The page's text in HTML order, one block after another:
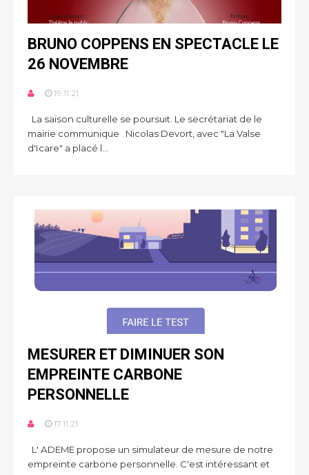
BRUNO COPPENS EN SPECTACLE LE
26 NOVEMBRE
19.11.21
La saison culturelle se poursuit. Le secrétariat de le
mairie communique Nicolas Devort, avec "La Valse
d'Icare" a placé l...
MESURER ET DIMINUER SON
EMPREINTE CARBONE
PERSONNELLE
17.11.21
L' ADEME propose un simulateur de mesure de notre
empreinte carbone personnelle. C'est intéressant et